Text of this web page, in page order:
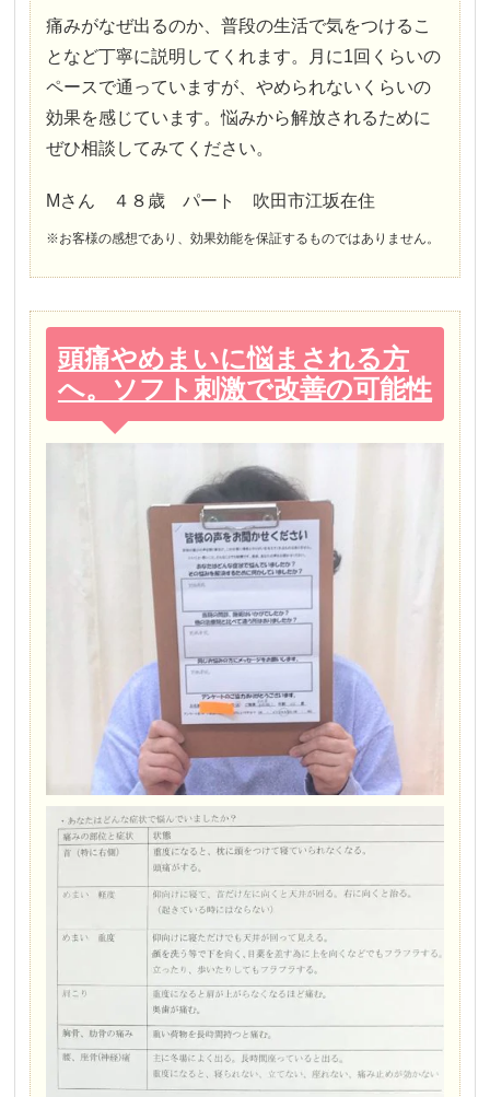
痛みがなぜ出るのか、普段の生活で気をつけるこ
となど丁寧に説明してくれます。月に1回くらいの
ペースで通っていますが、やめられないくらいの
効果を感じています。悩みから解放されるために
ぜひ相談してみてください。
Mさん ４８歳 パート 吹田市江坂在住
※お客様の感想であり、効果効能を保証するものではありません。
頭痛やめまいに悩まされる方
へ。ソフト刺激で改善の可能性